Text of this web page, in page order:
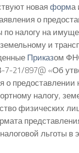
новая форма
о
по налогу на
и
Приказом
7-21/897@ «Об
предоставлении
налогу,
физических
льготы в